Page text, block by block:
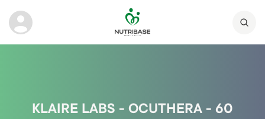
KLAIRE LABS - OCUTHERA - 60